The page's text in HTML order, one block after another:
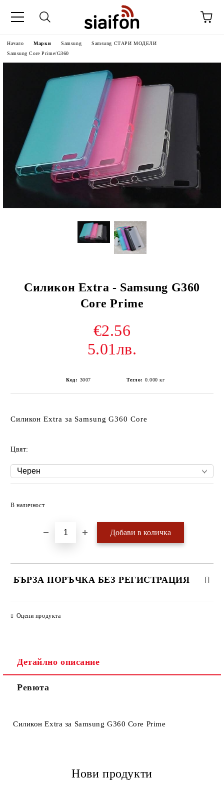
Начало Марки Samsung
Samsung СТАРИ МОДЕЛИ
Samsung Core Prime/G360
Силикон Extra - Samsung G360
Core Prime
€2.56
5.01лв.
Код: 3007 Тегло: 0.000 кг
Силикон Extra за Samsung G360 Core
Цвят:
В наличност
БЪРЗА ПОРЪЧКА БЕЗ РЕГИСТРАЦИЯ
Оцени продукта
Детайлно описание
Ревюта
Силикон Extra за Samsung G360 Core Prime
Нови продукти